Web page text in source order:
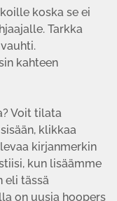
koska se ei
Tarkka
kahteen
Voit tilata
klikkaa
kirjanmerkin
kun lisäämme
eli tässä
on uusia hoopers